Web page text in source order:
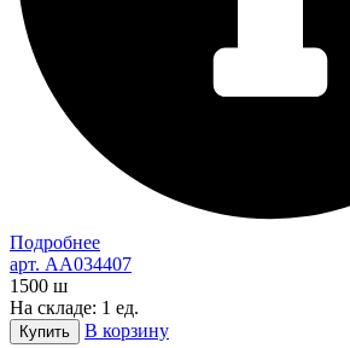
Подробнее
арт. AA034407
1500 ш
На складе: 1 ед.
Купить В корзину